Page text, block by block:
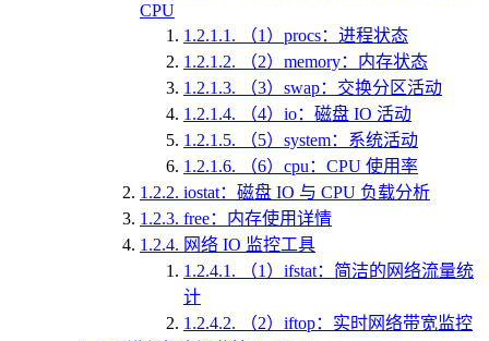
CPU
1.2.1.1.
（1）procs：进程状态
1.2.1.2.
（2）memory：内存状态
1.2.1.3.
（3）swap：交换分区活动
1.2.1.4.
（4）io：磁盘 IO 活动
1.2.1.5.
（5）system：系统活动
1.2.1.6.
（6）cpu：CPU 使用率
1.2.2. iostat：磁盘 IO 与 CPU 负载分析
1.2.3. free：内存使用详情
1.2.4. 网络 IO 监控工具
1.2.4.1.
（1）ifstat：简洁的网络流量统
计
1.2.4.2.
（2）iftop：实时网络带宽监控